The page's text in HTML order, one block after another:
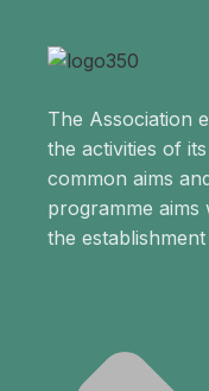
The Association
the activities of
common aims
programme
the